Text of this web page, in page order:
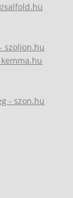
szoljon.hu
- szon.hu